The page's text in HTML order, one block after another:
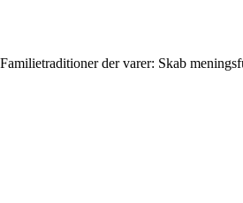
Familietraditioner der varer: Skab